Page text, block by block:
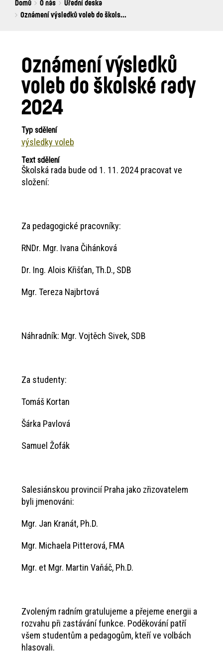
Breadcrumbs
You
are
Domů O nás
Úřední deska
Oznámení výsledků voleb do škols...
Oznámení výsledků
voleb do školské rady
2024
Typ sdělení
výsledky voleb
Text sdělení
Školská rada bude od 1. 11. 2024 pracovat ve
složení:
Za pedagogické pracovníky:
RNDr. Mgr. Ivana Čihánková
Dr. Ing. Alois Křišťan, Th.D., SDB
Mgr. Tereza Najbrtová
Náhradník: Mgr. Vojtěch Sivek, SDB
Za studenty:
Tomáš Kortan
Šárka Pavlová
Samuel Žofák
Salesiánskou provincií Praha jako zřizovatelem
byli jmenováni:
Mgr. Jan Kranát, Ph.D.
Mgr. Michaela Pitterová, FMA
Mgr. et Mgr. Martin Vaňáč, Ph.D.
Zvoleným radním gratulujeme a přejeme energii a
rozvahu při zastávání funkce. Poděkování patří
všem studentům a pedagogům, kteří ve volbách
hlasovali.